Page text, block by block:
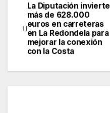
Navegación
de
entradas
La Diputación invierte
más de 628.000
euros en carreteras
en La Redondela para
mejorar la conexión
con la Costa